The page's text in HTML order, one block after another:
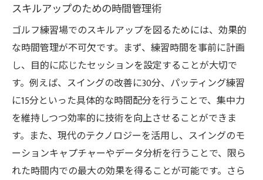
スキルアップのための時間管理術
ゴルフ練習場でのスキルアップを図るためには、効果的
な時間管理が不可欠です。まず、練習時間を事前に計画
し、目的に応じたセッションを設定することが大切で
す。例えば、スイングの改善に30分、パッティング練習
に15分といった具体的な時間配分を行うことで、集中力
を維持しつつ効率的に技術を向上させることができま
す。また、現代のテクノロジーを活用し、スイングのモ
ーションキャプチャーやデータ分析を行うことで、限ら
れた時間内での最大の効果を得ることが可能です。さら